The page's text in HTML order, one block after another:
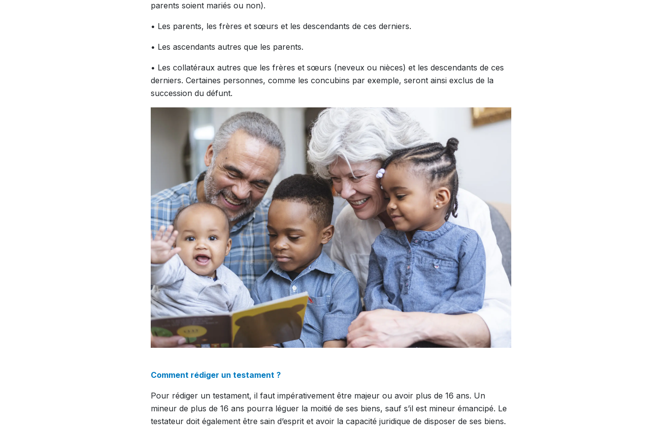
parents soient mariés ou non).
• Les parents, les frères et sœurs et les descendants de ces derniers.
• Les ascendants autres que les parents.
• Les collatéraux autres que les frères et sœurs (neveux ou nièces) et les descendants de ces
derniers. Certaines personnes, comme les concubins par exemple, seront ainsi exclus de la
succession du défunt.
Comment rédiger un testament ?
Pour rédiger un testament, il faut impérativement être majeur ou avoir plus de 16 ans. Un
mineur de plus de 16 ans pourra léguer la moitié de ses biens, sauf s’il est mineur émancipé. Le
testateur doit également être sain d’esprit et avoir la capacité juridique de disposer de ses biens.